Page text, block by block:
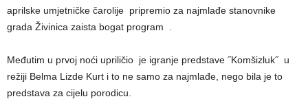
aprilske umjetničke čarolije pripremio za najmlađe stanovnike
grada Živinica zaista bogat program .
Međutim u prvoj noći upriličio je igranje predstave ˝Komšizluk˝ u
režiji Belma Lizde Kurt i to ne samo za najmlađe, nego bila je to
predstava za cijelu porodicu.